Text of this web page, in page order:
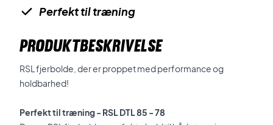
Perfekt til træning
PRODUKTBESKRIVELSE
RSL fjerbolde, der er proppet med performance og
holdbarhed!
Perfekt til træning - RSL DTL 85 - 78